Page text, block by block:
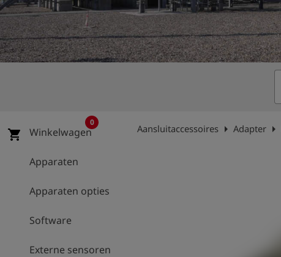
shieldRegistratie
shopping_cart Winkelwagen
0
Apparaten
Apparaten opties
Software
Externe sensoren
Aansluitaccessoires arrow_right Adapter arrow_right